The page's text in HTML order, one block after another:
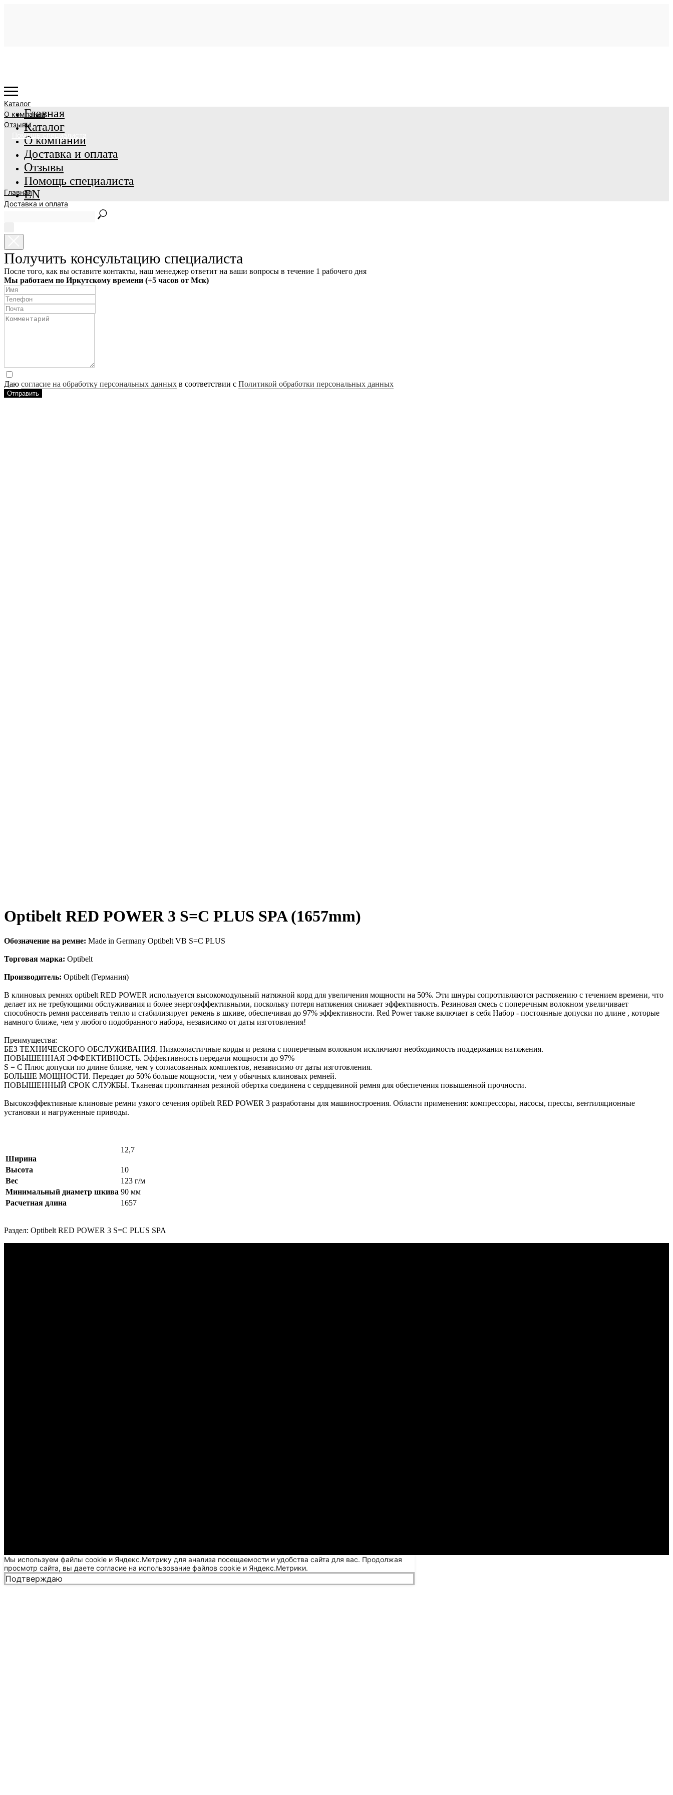
Каталог
О компании
Отзывы
Помощь специалиста
Главная
Доставка и оплата
Главная
Каталог
О компании
Доставка и оплата
Отзывы
Помощь специалиста
EN
Получить консультацию специалиста
После того, как вы оставите контакты, наш менеджер ответит на ваши вопросы в течение 1 рабочего дня
Мы работаем по Иркутскому времени (+5 часов от Мск)
Даю согласие на обработку персональных данных в соответствии с Политикой обработки персональных данных
Отправить
Optibelt RED POWER 3 S=C PLUS SPA (1657mm)
Обозначение на ремне: Made in Germany Optibelt VB S=C PLUS
Торговая марка: Optibelt
Производитель: Optibelt (Германия)
В клиновых ремнях optibelt RED POWER используется высокомодульный натяжной корд для увеличения мощности на 50%. Эти шнуры сопротивляются растяжению с течением времени, что
делает их не требующими обслуживания и более энергоэффективными, поскольку потеря натяжения снижает эффективность. Резиновая смесь с поперечным волокном увеличивает
способность ремня рассеивать тепло и стабилизирует ремень в шкиве, обеспечивая до 97% эффективности. Red Power также включает в себя Набор - постоянные допуски по длине , которые
намного ближе, чем у любого подобранного набора, независимо от даты изготовления!
Преимущества:
БЕЗ ТЕХНИЧЕСКОГО ОБСЛУЖИВАНИЯ. Низкоэластичные корды и резина с поперечным волокном исключают необходимость поддержания натяжения.
ПОВЫШЕННАЯ ЭФФЕКТИВНОСТЬ. Эффективность передачи мощности до 97%
S = C Плюс допуски по длине ближе, чем у согласованных комплектов, независимо от даты изготовления.
БОЛЬШЕ МОЩНОСТИ. Передает до 50% больше мощности, чем у обычных клиновых ремней.
ПОВЫШЕННЫЙ СРОК СЛУЖБЫ. Тканевая пропитанная резиной обертка соединена с сердцевиной ремня для обеспечения повышенной прочности.
Высокоэффективные клиновые ремни узкого сечения optibelt RED POWER 3 разработаны для машиностроения. Области применения: компрессоры, насосы, прессы, вентиляционные
установки и нагруженные приводы.
Ширина
12,7
Высота
10
Вес
123 г/м
Минимальный диаметр шкива 90 мм
Расчетная длина
1657
Раздел: Optibelt RED POWER 3 S=C PLUS SPA
Мы используем файлы cookie и Яндекс.Метрику для анализа посещаемости и удобства сайта для вас. Продолжая
просмотр сайта, вы даете согласие на использование файлов cookie и Яндекс.Метрики.
Подтверждаю